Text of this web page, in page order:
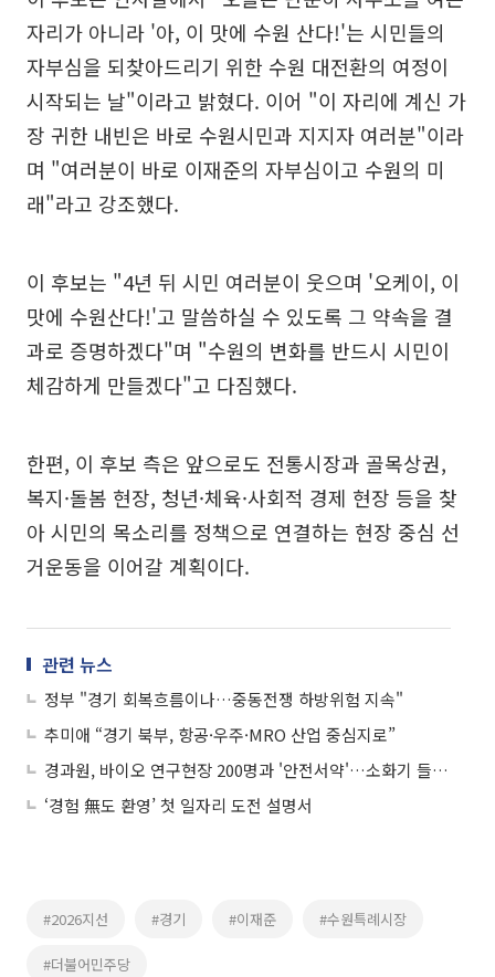
자리가 아니라 '아, 이 맛에 수원 산다!'는 시민들의
자부심을 되찾아드리기 위한 수원 대전환의 여정이
시작되는 날"이라고 밝혔다. 이어 "이 자리에 계신 가
장 귀한 내빈은 바로 수원시민과 지지자 여러분"이라
며 "여러분이 바로 이재준의 자부심이고 수원의 미
래"라고 강조했다.
이 후보는 "4년 뒤 시민 여러분이 웃으며 '오케이, 이
맛에 수원산다!'고 말씀하실 수 있도록 그 약속을 결
과로 증명하겠다"며 "수원의 변화를 반드시 시민이
체감하게 만들겠다"고 다짐했다.
한편, 이 후보 측은 앞으로도 전통시장과 골목상권,
복지·돌봄 현장, 청년·체육·사회적 경제 현장 등을 찾
아 시민의 목소리를 정책으로 연결하는 현장 중심 선
거운동을 이어갈 계획이다.
관련 뉴스
정부 "경기 회복흐름이나…중동전쟁 하방위험 지속"
추미애 “경기 북부, 항공·우주·MRO 산업 중심지로”
경과원, 바이오 연구현장 200명과 '안전서약'…소화기 들고 캠페인 나서
‘경험 無도 환영’ 첫 일자리 도전 설명서
#2026지선 #경기 #이재준 #수원특례시장
#더불어민주당